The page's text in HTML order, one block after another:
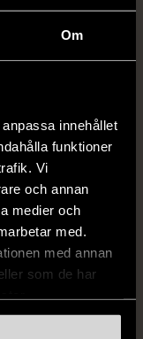
Om
innehållet
funktioner
Vi
och annan
medier och
med.
med annan
som de har
Gott skick